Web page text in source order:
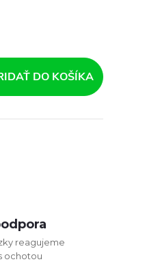
DO KOŠÍKA
reagujeme
ochotou